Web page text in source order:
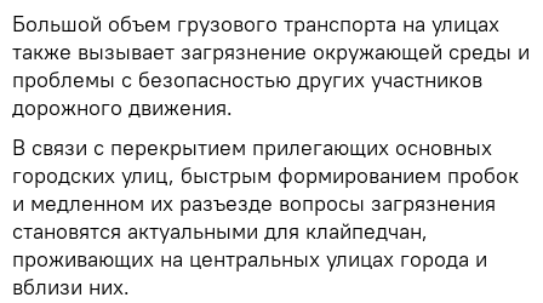
Большой объем грузового транспорта на улицах
также вызывает загрязнение окружающей среды и
проблемы с безопасностью других участников
дорожного движения.
В связи с перекрытием прилегающих основных
городских улиц, быстрым формированием пробок
и медленном их разъезде вопросы загрязнения
становятся актуальными для клайпедчан,
проживающих на центральных улицах города и
вблизи них.